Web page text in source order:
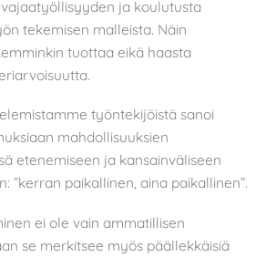
ja koulutusta
tekemisen malleista. Näin
tuottaa eikä haasta
työntekijöistä sanoi
mahdollisuuksien
etenemiseen ja kansainväliseen
”kerran paikallinen, aina paikallinen”.
ei ole vain ammatillisen
se merkitsee myös päällekkäisiä